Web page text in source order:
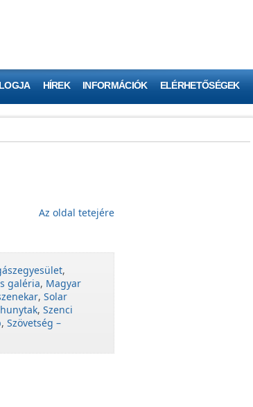
HÍREK INFORMÁCIÓK ELÉRHETŐSÉGEK
Az oldal tetejére
,
galéria, Magyar
, Solar
, Szenci
, Szövetség –